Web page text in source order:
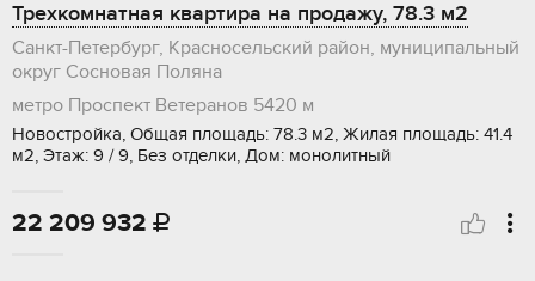
Трехкомнатная квартира на продажу, 78.3 м2
Санкт-Петербург, Красносельский район, муниципальный
округ Сосновая Поляна
метро Проспект Ветеранов 5420 м
Новостройка, Общая площадь: 78.3 м2, Жилая площадь: 41.4
м2, Этаж: 9 / 9, Без отделки, Дом: монолитный
22 209 932 